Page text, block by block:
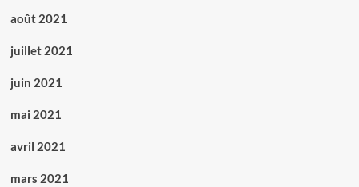
août 2021
juillet 2021
juin 2021
mai 2021
avril 2021
mars 2021